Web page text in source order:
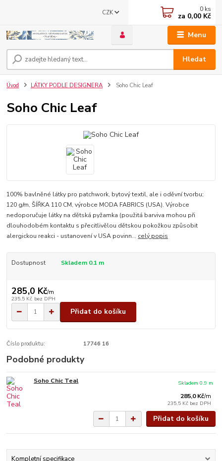
Menu
CZK
Hledat
0 ks
za 0,00 Kč
Úvod LÁTKY PODLE DESIGNERA Soho Chic Leaf
Soho Chic Leaf
100% bavlněné látky pro patchwork, bytový textil, ale i oděvní tvorbu;
120 g/m, ŠÍŘKA 110 CM, výrobce MODA FABRICS (USA). Výrobce
nedoporučuje látky na dětská pyžamka (použitá barviva mohou při
dlouhodobém kontaktu s přecitlivělou dětskou pokožkou způsobit
alergickou reakci - ustanovení v USA povinn... celý popis
Dostupnost Skladem 0.1 m
285,0 Kč/m
235,5 Kč bez DPH
Přidat do košíku
Číslo produktu: 17746 16
Podobné produkty
Soho Chic Teal
285,0 Kč/m
235,5 Kč bez DPH
Skladem 0.9 m
Přidat do košíku
Kompletní specifikace